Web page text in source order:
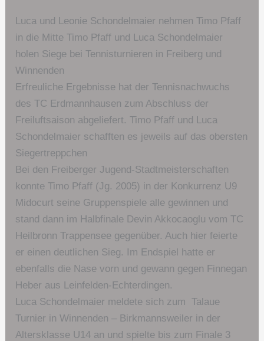
Luca und Leonie Schondelmaier nehmen Timo Pfaff
in die Mitte Timo Pfaff und Luca Schondelmaier
holen Siege bei Tennisturnieren in Freiberg und
Winnenden
Erfreuliche Ergebnisse hat der Tennisnachwuchs
des TC Erdmannhausen zum Abschluss der
Freiluftsaison abgeliefert. Timo Pfaff und Luca
Schondelmaier schafften es jeweils auf das obersten
Siegertreppchen
Bei den Freiberger Jugend-Stadtmeisterschaften
konnte Timo Pfaff (Jg. 2005) in der Konkurrenz U9
Midocurt seine Gruppenspiele alle gewinnen und
stand dann im Halbfinale Devin Akkocaoglu vom TC
Heilbronn Trappensee gegenüber. Auch hier feierte
er einen deutlichen Sieg. Im Endspiel hatte er
ebenfalls die Nase vorn und gewann gegen Finnegan
Heber aus Leinfelden-Echterdingen.
Luca Schondelmaier meldete sich zum Talaue
Turnier in Winnenden – Birkmannsweiler in der
Altersklasse U14 an und spielte bis zum Finale 3